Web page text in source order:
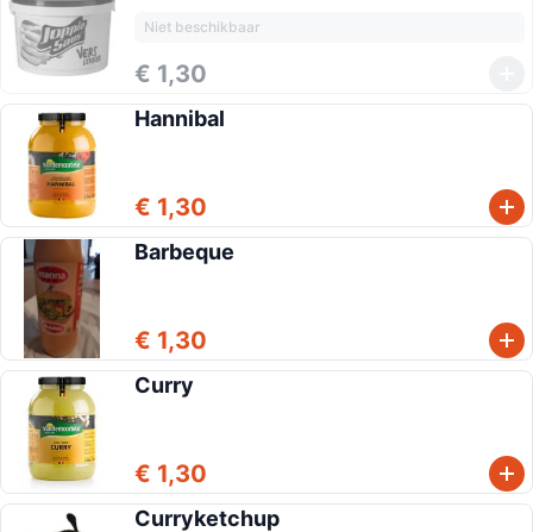
Niet beschikbaar
€ 1,30
Hannibal
€ 1,30
Barbeque
€ 1,30
Curry
€ 1,30
Curryketchup